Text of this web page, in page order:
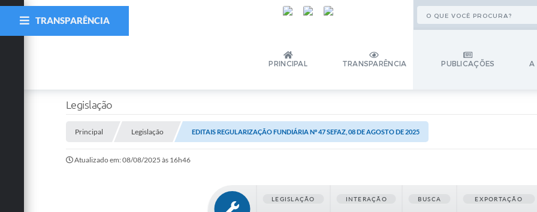
PRINCIPAL TRANSPARÊNCIA PUBLICAÇÕES A
TRANSPARÊNCIA
Legislação
Principal Legislação EDITAIS REGULARIZAÇÃO FUNDIÁRIA Nº 47 SEFAZ, 08 DE AGOSTO DE 2025
Atualizado em: 08/08/2025 às 16h46
LEGISLAÇÃO INTERAÇÃO BUSCA EXPORTAÇÃO